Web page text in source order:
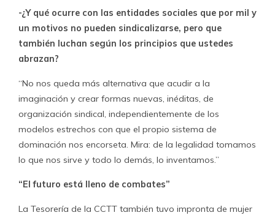
-¿Y qué ocurre con las entidades sociales que por mil y
un motivos no pueden sindicalizarse, pero que
también luchan según los principios que ustedes
abrazan?
“No nos queda más alternativa que acudir a la
imaginación y crear formas nuevas, inéditas, de
organización sindical, independientemente de los
modelos estrechos con que el propio sistema de
dominación nos encorseta. Mira: de la legalidad tomamos
lo que nos sirve y todo lo demás, lo inventamos.”
“El futuro está lleno de combates”
La Tesorería de la CCTT también tuvo impronta de mujer